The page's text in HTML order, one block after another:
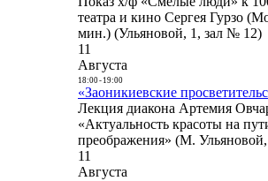
театра и кино Сергея Гурзо
мин.) (Ульяновой, 1, зал № 12)
11
Августа
18:00- 19:00
«Заоникиевские
Лекция диакона Артемия
«Актуальность красоты на
преображения» (М.
11
Августа